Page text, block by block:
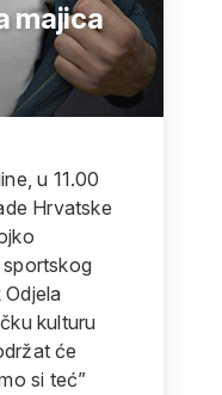
majica
u 11.00
Hrvatske
sportskog
kulturu
će
si teć”